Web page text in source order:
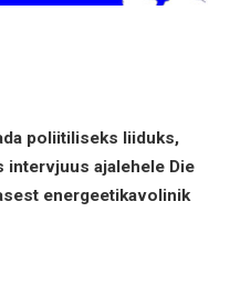
poliitiliseks liiduks,
intervjuus ajalehele Die
energeetikavolinik